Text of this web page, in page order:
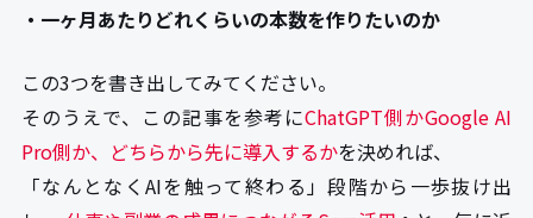
・一ヶ月あたりどれくらいの本数を作りたいのか
この3つを書き出してみてください。
そのうえで、この記事を参考にChatGPT側かGoogle AI
Pro側か、どちらから先に導入するかを決めれば、
「なんとなくAIを触って終わる」段階から一歩抜け出